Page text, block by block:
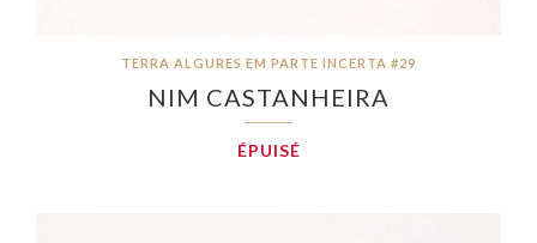
TERRA ALGURES EM PARTE INCERTA #29
NIM CASTANHEIRA
ÉPUISÉ